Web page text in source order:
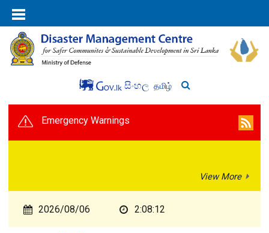
සිංහල தமிழ்
Emergency Warnings
View More
2026/08/06 2:08:12